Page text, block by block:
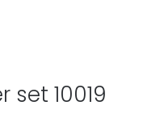
set 10019